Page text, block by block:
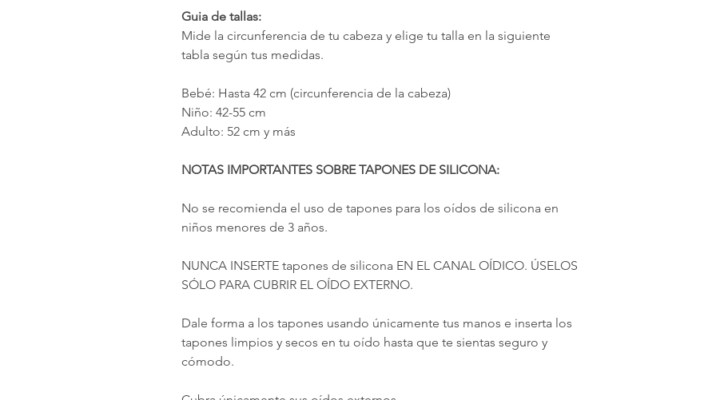
Guia de tallas:
Mide la circunferencia de tu cabeza y elige tu talla en la siguiente
tabla según tus medidas.
Bebé: Hasta 42 cm (circunferencia de la cabeza)
Niño: 42-55 cm
Adulto: 52 cm y más
NOTAS IMPORTANTES SOBRE TAPONES DE SILICONA:
No se recomienda el uso de tapones para los oídos de silicona en
niños menores de 3 años.
NUNCA INSERTE tapones de silicona EN EL CANAL OÍDICO. ÚSELOS
SÓLO PARA CUBRIR EL OÍDO EXTERNO.
Dale forma a los tapones usando únicamente tus manos e inserta los
tapones limpios y secos en tu oído hasta que te sientas seguro y
cómodo.